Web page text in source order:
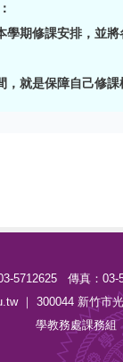
學期修課安排，並
，就是保障自己修課
5712625 傳真：03-
｜ 300044 新竹市
學教務處課務組